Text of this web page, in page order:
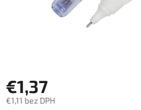
€1,37
€1,11 bez DPH